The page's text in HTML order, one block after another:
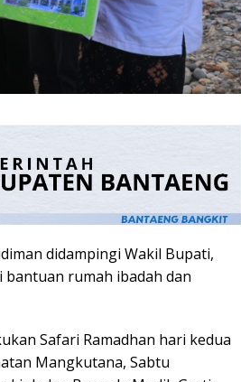
didampingi Wakil Bupati,
bantuan rumah ibadah dan
Safari Ramadhan hari kedua
Mangkutana, Sabtu